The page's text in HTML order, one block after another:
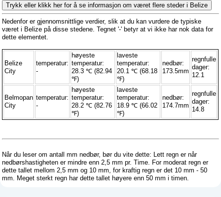
Trykk eller klikk her for å se informasjon om været flere steder i Belize
Nedenfor er gjennomsnittlige verdier, slik at du kan vurdere de typiske
været i Belize på disse stedene. Tegnet '-' betyr at vi ikke har nok data for
dette elementet.
Belize
City
temperatur:
-
høyeste
temperatur:
28.3 ℃ (82.94
℉)
laveste
temperatur:
20.1 ℃ (68.18
℉)
nedbør:
173.5mm
regnfulle
dager:
12.1
Belmopan
City
temperatur:
-
høyeste
temperatur:
28.2 ℃ (82.76
℉)
laveste
temperatur:
18.9 ℃ (66.02
℉)
nedbør:
174.7mm
regnfulle
dager:
14.8
Når du leser om antall mm nedbør, bør du vite dette: Lett regn er når
nedbørshastigheten er mindre enn 2,5 mm pr. Time. For moderat regn er
dette tallet mellom 2,5 mm og 10 mm, for kraftig regn er det 10 mm - 50
mm. Meget sterkt regn har dette tallet høyere enn 50 mm i timen.